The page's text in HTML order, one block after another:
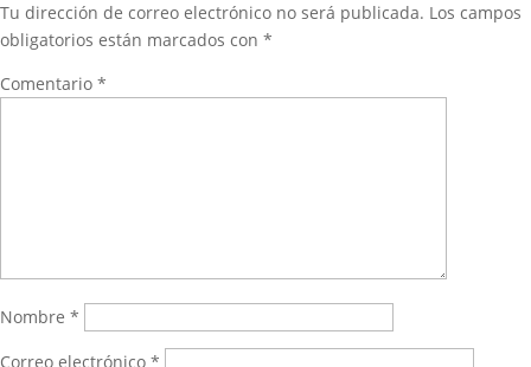
Tu dirección de correo electrónico no será publicada. Los campos
obligatorios están marcados con *
Comentario *
Nombre *
Correo electrónico *